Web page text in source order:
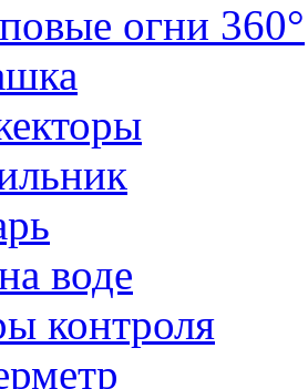
огни 360°
воде
контроля